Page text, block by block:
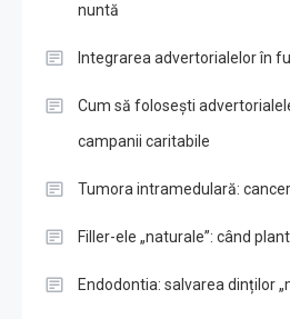
nuntă
Integrarea advertorialelor în
Cum să folosești
campanii caritabile
Tumora intramedulară:
Filler-ele „naturale”: când
Endodontia: salvarea dinților